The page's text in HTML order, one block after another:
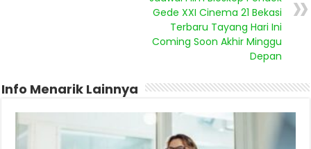
Gede XXI Cinema 21 Bekasi
Terbaru Tayang Hari Ini
Coming Soon Akhir Minggu
Depan
Info Menarik Lainnya